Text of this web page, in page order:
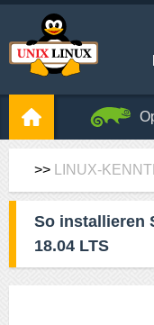
>> LINUX-
So installieren
18.04 LTS